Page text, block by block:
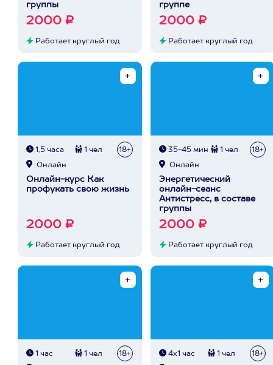
группы
2000 ₽
Работает круглый год
группе
2000 ₽
Работает круглый год
1,5 часа 1 чел 18+
Онлайн
Онлайн-курс Как
профукать свою жизнь
2000 ₽
Работает круглый год
35-45 мин 1 чел 18+
Онлайн
Энергетический
онлайн-сеанс
Антистресс, в составе
группы
2000 ₽
Работает круглый год
1 час 1 чел 18+ 4х1 час 1 чел 18+